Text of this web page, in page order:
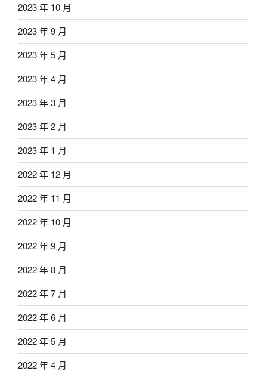
2023 年 10 月
2023 年 9 月
2023 年 5 月
2023 年 4 月
2023 年 3 月
2023 年 2 月
2023 年 1 月
2022 年 12 月
2022 年 11 月
2022 年 10 月
2022 年 9 月
2022 年 8 月
2022 年 7 月
2022 年 6 月
2022 年 5 月
2022 年 4 月